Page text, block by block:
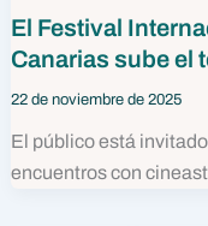
El Festival
Canarias sube el
22 de noviembre de 2025
El público está
encuentros con